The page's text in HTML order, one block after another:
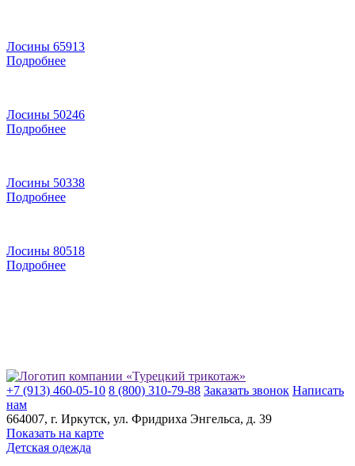
Лосины 65913
Подробнее
Лосины 50246
Подробнее
Лосины 50338
Подробнее
Лосины 80518
Подробнее
+7 (913) 460-05-10 8 (800) 310-79-88 Заказать звонок Написать
нам
664007, г. Иркутск, ул. ​Фридриха Энгельса, д. 39
Показать на карте
Детская одежда